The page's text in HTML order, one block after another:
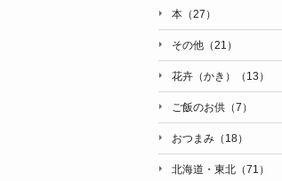
本（27）
その他（21）
花卉（かき）（13）
ご飯のお供（7）
おつまみ（18）
北海道・東北（71）